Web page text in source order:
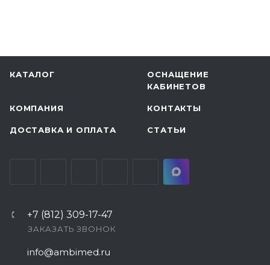
КАТАЛОГ
ОСНАЩЕНИЕ
КАБИНЕТОВ
КОМПАНИЯ КОНТАКТЫ
ДОСТАВКА И ОПЛАТА СТАТЬИ
+7 (812) 309-17-47
ЗАКАЗАТЬ ЗВОНОК
info@ambimed.ru